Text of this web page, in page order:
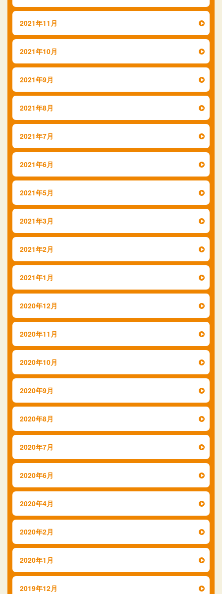
2021年11月
2021年10月
2021年9月
2021年8月
2021年7月
2021年6月
2021年5月
2021年3月
2021年2月
2021年1月
2020年12月
2020年11月
2020年10月
2020年9月
2020年8月
2020年7月
2020年6月
2020年4月
2020年2月
2020年1月
2019年12月